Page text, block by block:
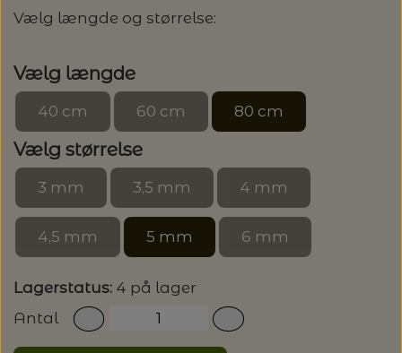
TRYKLÅSE
Vælg længde og størrelse:
Vælg længde
40 cm 60 cm 80 cm
Vælg størrelse
3 mm 3,5 mm 4 mm
4,5 mm 5 mm 6 mm
Lagerstatus: 4 på lager
Antal